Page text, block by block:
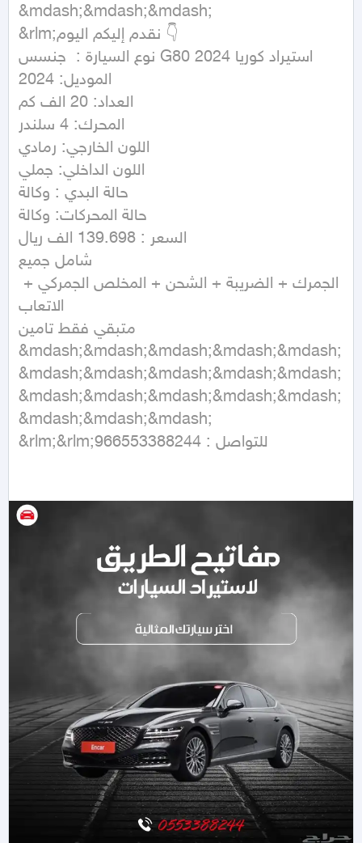
&mdash;&mdash;&mdash;
&rlm;نقدم إليكم اليوم 👇
نوع السيارة :  جنسس G80 2024 استيراد كوريا
الموديل: 2024
العداد: 20 الف كم
المحرك: 4 سلندر
اللون الخارجي: رمادي
اللون الداخلي: جملي
حالة البدي : وكالة
حالة المحركات: وكالة
السعر : 139.698 الف ريال
شامل جميع
الاتعاب
متبقي فقط تامين
&mdash;&mdash;&mdash;&mdash;&mdash;
&mdash;&mdash;&mdash;&mdash;&mdash;
&mdash;&mdash;&mdash;&mdash;&mdash;
&mdash;&mdash;&mdash;
&rlm;&rlm;للتواصل : 966553388244